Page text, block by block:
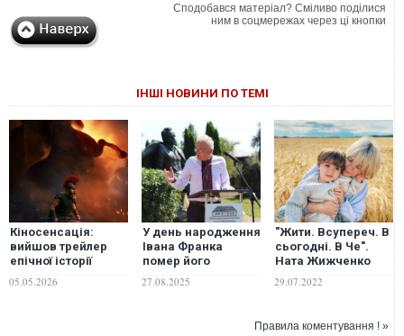
Сподобався матеріал? Сміливо поділися
ним в соцмережах через ці кнопки
ІНШІ НОВИНИ ПО ТЕМІ
Кіносенсація:
вийшов трейлер
епічної історії
"Одіссея" від
культового
05.05.2026
У день народження
Івана Франка
помер його
правнук Петро
Галущак
27.08.2025
"Жити. Всупереч. В
сьогодні. В Че".
Ната Жижченко
показала, як
відпочиває в домі
29.07.2022
Правила коментування ! »